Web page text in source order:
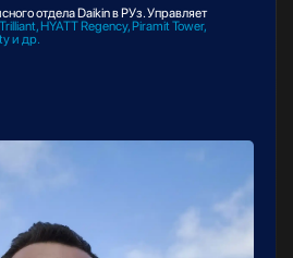
отдела Daikin в РУз. Управляет
Trilliant, HYATT Regency, Piramit Tower,
и др.